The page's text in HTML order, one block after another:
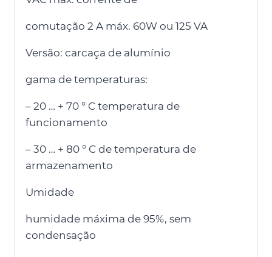
comutação 2 A máx. 60W ou 125 VA
Versão: carcaça de alumínio
gama de temperaturas:
– 20 … + 70 ° C temperatura de
funcionamento
– 30 … + 80 ° C de temperatura de
armazenamento
Umidade
humidade máxima de 95%, sem
condensação